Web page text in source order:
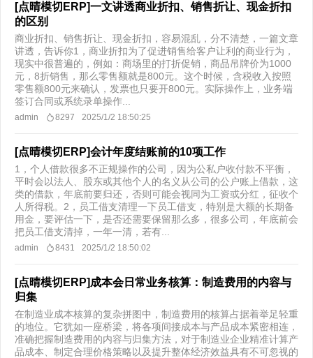
[点晴模切ERP]一文讲透商业折扣、销售折让、现金折扣
的区别
商业折扣、销售折让、现金折扣，容易混乱，分不清楚，一篇文章
讲透，告诉你1，商业折扣为了促进销售给客户让利的商业行为，
现实中很普遍的，例如：商场里的打折促销，商品吊牌价为1000
元，8折销售，那么零售额就是800元。这个时候，含税收入按照
零售额800元来确认，发票也只要开800元。实际操作上，业务端
签订合同或系统录单操作...
admin 8297 2025/1/2 18:50:25
[点晴模切ERP]会计年度结账前的10项工作
1，个人借款很多不正规操作的公司，因为公私户收付款不平衡，
平时会以法人、股东或其他个人的名义从公司的公户账上借款，这
类的借款，年底前要归还，否则可能会视同为工资或分红，征收个
人所得税。2，员工借支清理一下员工借支，特别是大额的长期备
用金，要评估一下，是否还需要保留那么多，很多公司，年底前会
把员工借支清掉，一年一清，若有...
admin 8431 2025/1/2 18:50:02
[点晴模切ERP]成本会日常业务核算：制造费用的内容与
归集
在制造业成本核算的复杂拼图中，制造费用的核算占据着举足轻重
的地位。它犹如一座桥梁，将各项间接成本与产品成本紧密相连，
准确把握制造费用的内容与归集方法，对于制造业企业精准计算产
品成本、制定合理价格策略以及提升整体经济效益具有不可忽视的